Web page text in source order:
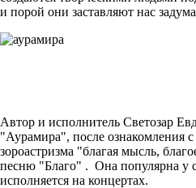
и порой они заставляют нас
Image
Автор и исполнитель Светозар
"Аурамира", после ознакомления
зороастризма "благая мысль,
песню "Благо" . Она популярна у
исполняется на концертах.